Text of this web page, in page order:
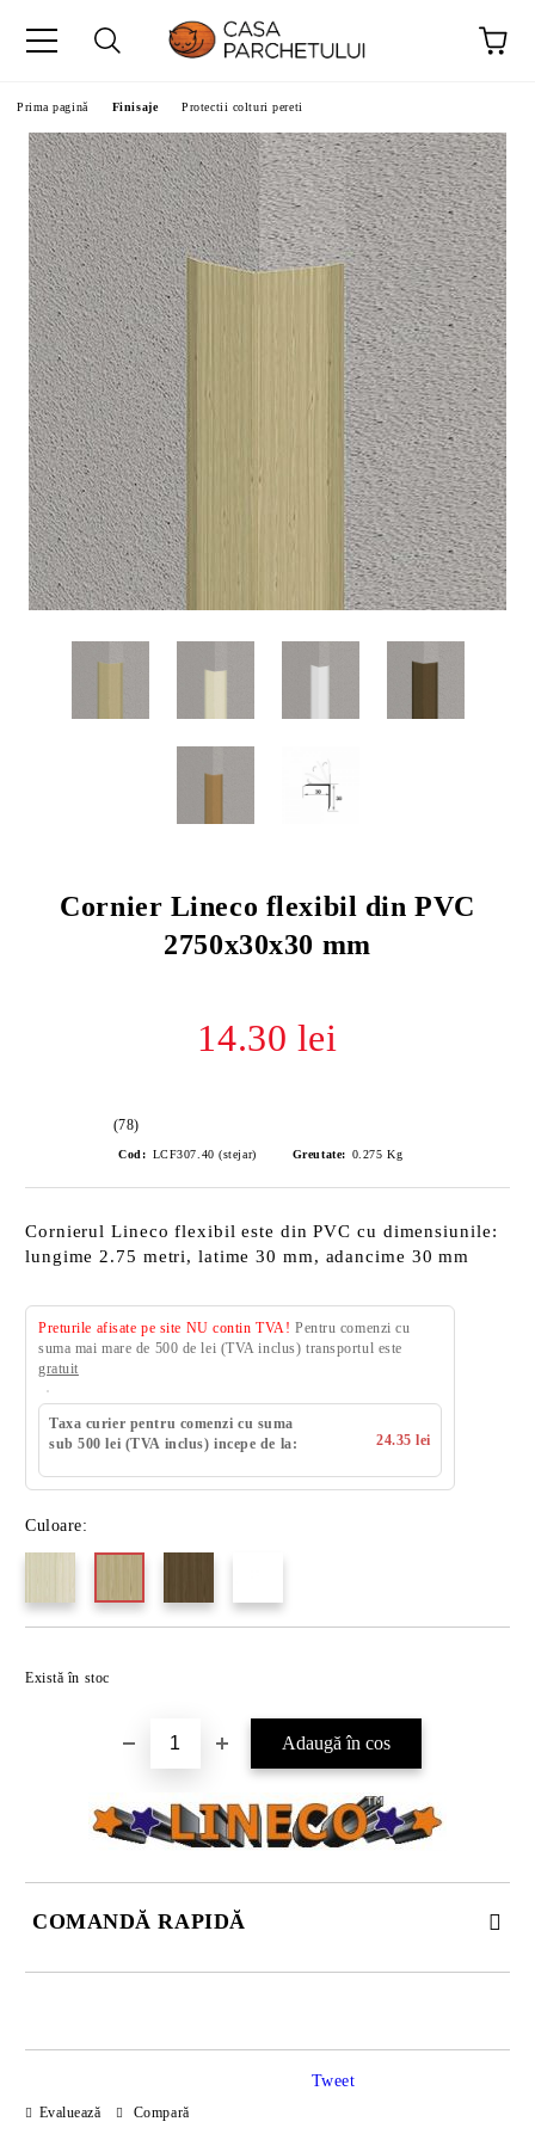
Prima pagină Finisaje Protectii colturi pereti
Cornier Lineco flexibil din PVC
2750x30x30 mm
14.30 lei
(78)
Cod: LCF307.40 (stejar) Greutate: 0.275 Kg
Cornierul Lineco flexibil este din PVC cu dimensiunile:
lungime 2.75 metri, latime 30 mm, adancime 30 mm
Preturile afisate pe site NU contin TVA! Pentru comenzi cu
suma mai mare de 500 de lei (TVA inclus) transportul este
gratuit
Taxa curier pentru comenzi cu suma
sub 500 lei (TVA inclus) incepe de la:
24.35 lei
Culoare:
Există în stoc
COMANDĂ RAPIDĂ
Evaluează Compară
Tweet